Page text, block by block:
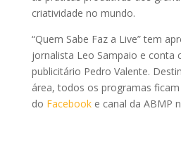
criatividade no mundo.
“Quem Sabe Faz a Live” tem
jornalista Leo Sampaio e conta
publicitário Pedro Valente.
área, todos os programas
do Facebooke canal da ABMP